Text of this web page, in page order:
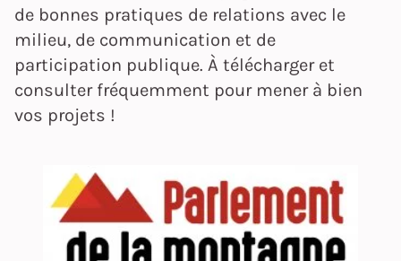
de bonnes pratiques de relations avec le
milieu, de communication et de
participation publique. À télécharger et
consulter fréquemment pour mener à bien
vos projets !